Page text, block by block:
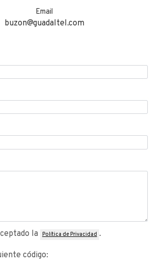
Email
buzon@guadaltel.com
la Política de Privacidad .
código: